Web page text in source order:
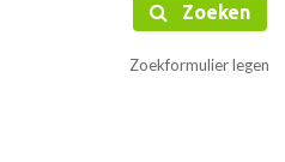
Zoeken
Zoekformulier legen